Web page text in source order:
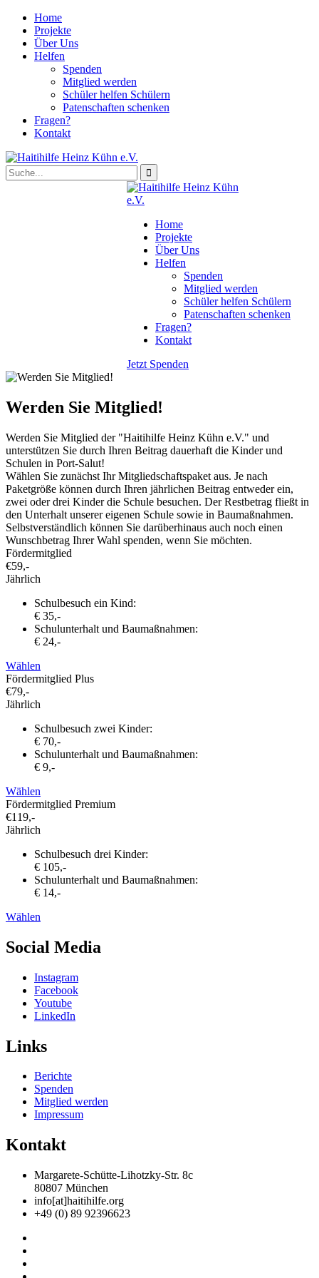
Home
Projekte
Über Uns
Helfen
Spenden
Mitglied werden
Schüler helfen Schülern
Patenschaften schenken
Fragen?
Kontakt
Home
Projekte
Über Uns
Helfen
Spenden
Mitglied werden
Schüler helfen Schülern
Patenschaften schenken
Fragen?
Kontakt
Jetzt Spenden
Werden Sie Mitglied!
Werden Sie Mitglied der "Haitihilfe Heinz Kühn e.V." und
unterstützen Sie durch Ihren Beitrag dauerhaft die Kinder und
Schulen in Port-Salut!
Wählen Sie zunächst Ihr Mitgliedschaftspaket aus. Je nach
Paketgröße können durch Ihren jährlichen Beitrag entweder ein,
zwei oder drei Kinder die Schule besuchen. Der Restbetrag fließt in
den Unterhalt unserer eigenen Schule sowie in Baumaßnahmen.
Selbstverständlich können Sie darüberhinaus auch noch einen
Wunschbetrag Ihrer Wahl spenden, wenn Sie möchten.
Fördermitglied
€59,-
Jährlich
Schulbesuch ein Kind:
€ 35,-
Schulunterhalt und Baumaßnahmen:
€ 24,-
Wählen
Fördermitglied Plus
€79,-
Jährlich
Schulbesuch zwei Kinder:
€ 70,-
Schulunterhalt und Baumaßnahmen:
€ 9,-
Wählen
Fördermitglied Premium
€119,-
Jährlich
Schulbesuch drei Kinder:
€ 105,-
Schulunterhalt und Baumaßnahmen:
€ 14,-
Wählen
Social Media
Instagram
Facebook
Youtube
LinkedIn
Links
Berichte
Spenden
Mitglied werden
Impressum
Kontakt
Margarete-Schütte-Lihotzky-Str. 8c
80807 München
info[at]haitihilfe.org
+49 (0) 89 92396623